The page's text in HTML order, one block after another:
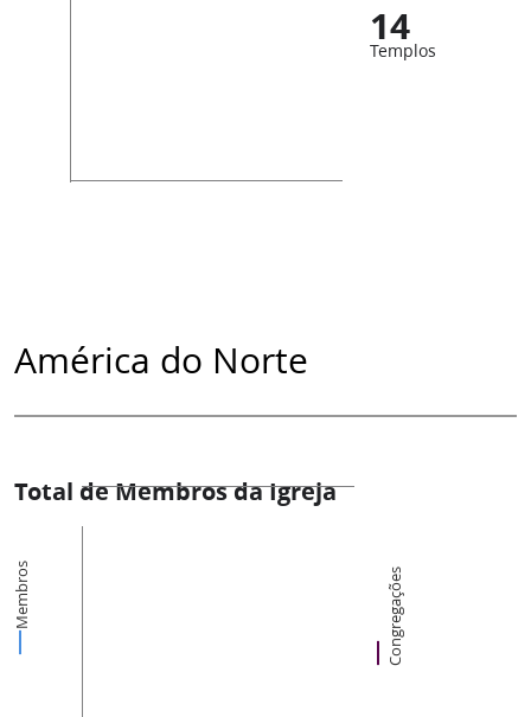
14
Templos
América do Norte
Total de Membros da Igreja
Membros Congregações